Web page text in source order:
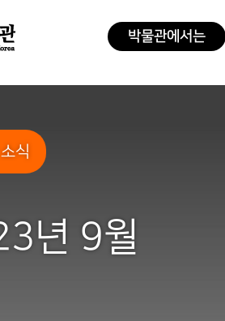
박물관에서는
식
년 9월